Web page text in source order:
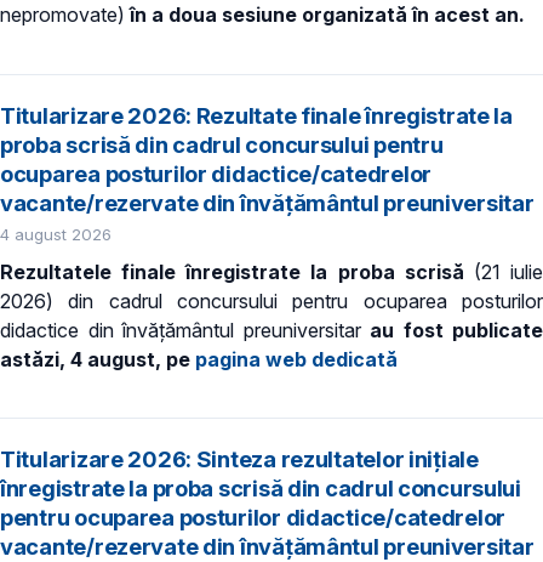
nepromovate)în a doua sesiune organizată în acest an.
Titularizare 2026: Rezultate finale înregistrate la
proba scrisă din cadrul concursului pentru
ocuparea posturilor didactice/catedrelor
vacante/rezervate din învăţământul preuniversitar
4 august 2026
Rezultatele finale înregistrate la proba scrisă (21 iulie
2026) din cadrul concursului pentru ocuparea posturilor
didactice din învățământul preuniversitar au fost publicate
astăzi, 4 august, pe pagina web dedicată
Titularizare 2026: Sinteza rezultatelor inițiale
înregistrate la proba scrisă din cadrul concursului
pentru ocuparea posturilor didactice/catedrelor
vacante/rezervate din învăţământul preuniversitar